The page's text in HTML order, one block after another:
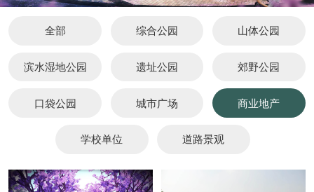
全部 综合公园 山体公园
滨水湿地公园 遗址公园 郊野公园
口袋公园 城市广场 商业地产
学校单位 道路景观